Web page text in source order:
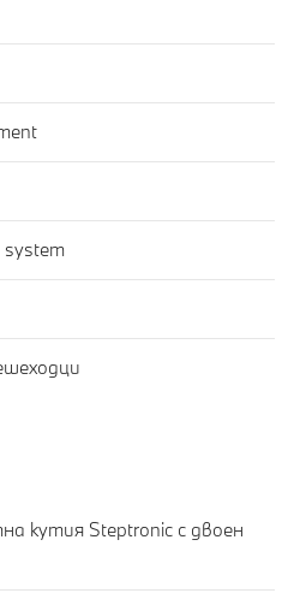
system
кутия Steptronic c двоен